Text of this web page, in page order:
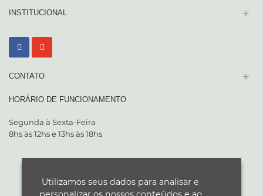
INSTITUCIONAL +
CONTATO +
HORÁRIO DE FUNCIONAMENTO
Segunda à Sexta-Feira
8hs às 12hs e 13hs às 18hs
Utilizamos seus dados para analisar e